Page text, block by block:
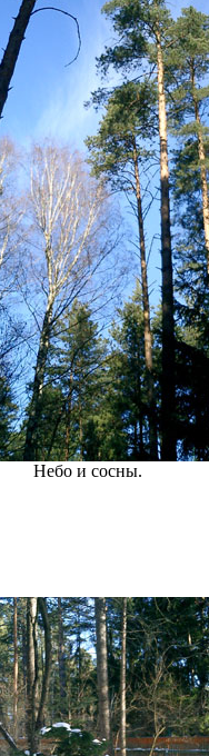
Небо и сосны.